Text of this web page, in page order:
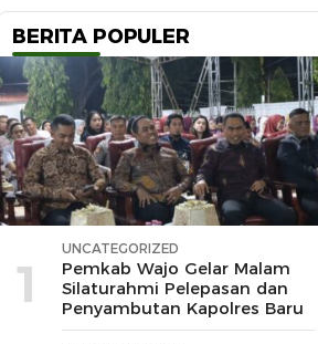
BERITA POPULER
1
UNCATEGORIZED
Pemkab Wajo Gelar Malam
Silaturahmi Pelepasan dan
Penyambutan Kapolres Baru